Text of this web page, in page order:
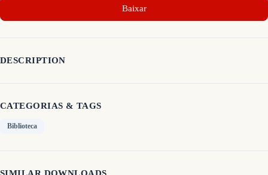
Baixar
DESCRIPTION
CATEGORIAS & TAGS
Biblioteca